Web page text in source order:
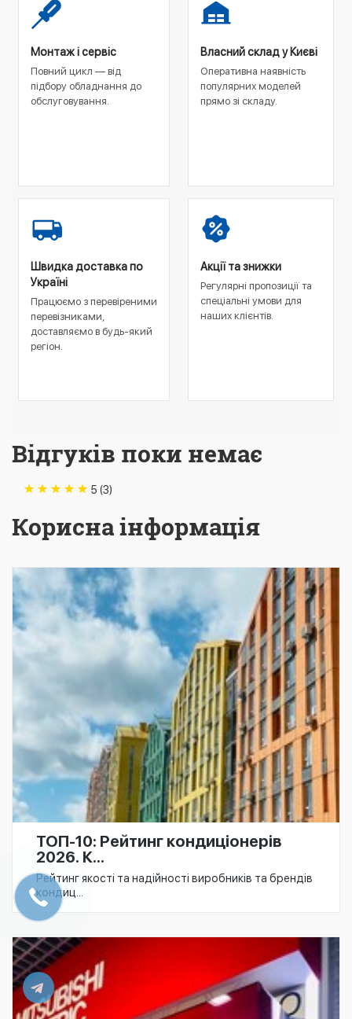
Монтаж і сервіс
Повний цикл — від
підбору обладнання до
обслуговування.
Власний склад у Києві
Оперативна наявність
популярних моделей
прямо зі складу.
Швидка доставка по
Україні
Працюємо з перевіреними
перевізниками,
доставляємо в будь-який
регіон.
Акції та знижки
Регулярні пропозиції та
спеціальні умови для
наших клієнтів.
Відгуків поки немає
5 (3)
Корисна інформація
ТОП-10: Рейтинг кондиціонерів
2026. К...
Рейтинг якості та надійності виробників та брендів
кондиц...